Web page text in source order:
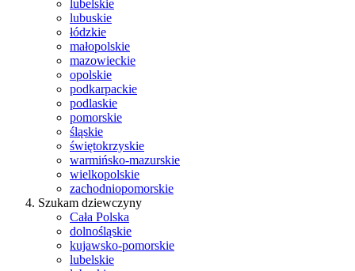
lubelskie
lubuskie
łódzkie
małopolskie
mazowieckie
opolskie
podkarpackie
podlaskie
pomorskie
śląskie
świętokrzyskie
warmińsko-mazurskie
wielkopolskie
zachodniopomorskie
Szukam dziewczyny
Cała Polska
dolnośląskie
kujawsko-pomorskie
lubelskie